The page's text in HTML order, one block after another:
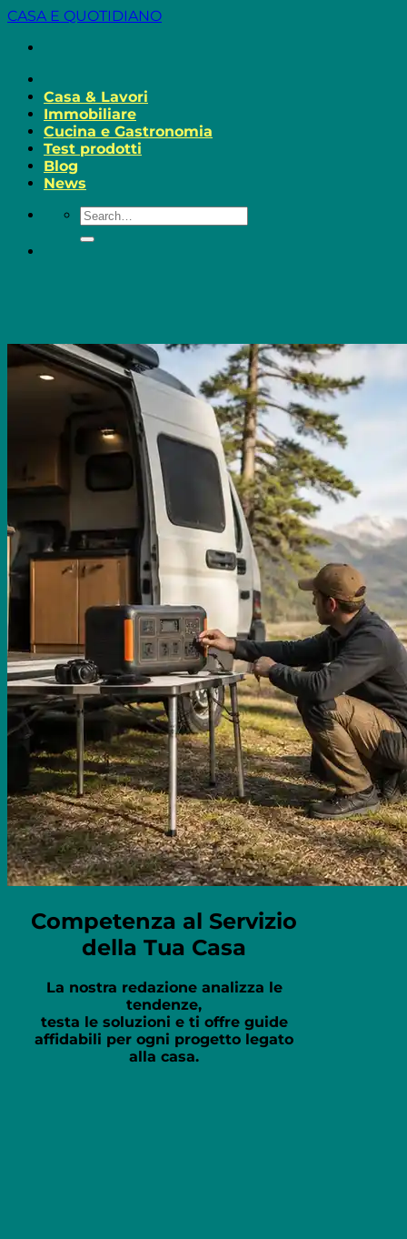
Salta
contenuti
CASA E QUOTIDIANO
Casa & Lavori
Immobiliare
Cucina e Gastronomia
Test prodotti
Blog
News
Competenza al Servizio
della Tua Casa
La nostra redazione analizza le
tendenze,
testa le soluzioni e ti offre guide
affidabili per ogni progetto legato
alla casa.